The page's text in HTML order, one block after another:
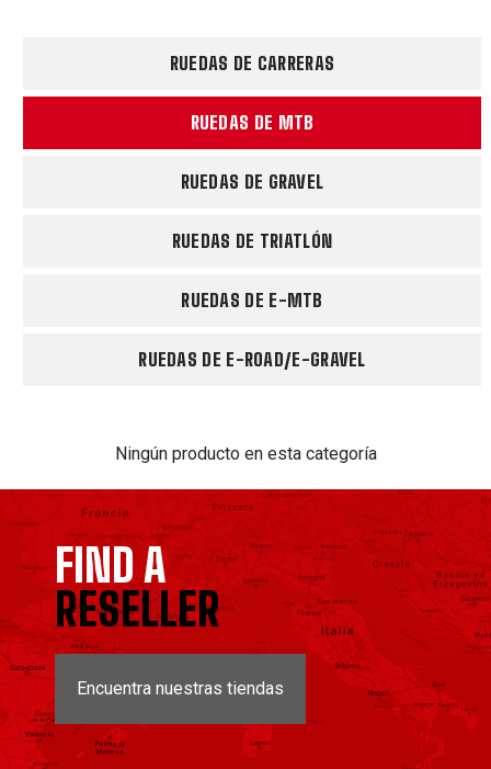
RUEDAS DE CARRERAS
RUEDAS DE MTB
RUEDAS DE GRAVEL
RUEDAS DE TRIATLÓN
RUEDAS DE E-MTB
RUEDAS DE E-ROAD/E-GRAVEL
Ningún producto en esta categoría
FIND A
RESELLER
Encuentra nuestras tiendas